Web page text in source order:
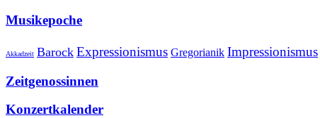
Musikepoche
Akkadzeit Barock Expressionismus Gregorianik Impressionismus
Zeitgenossinnen
Konzertkalender